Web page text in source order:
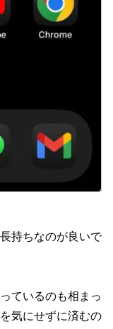
持ちなのが良いで
ているのも相まっ
気にせずに済むの